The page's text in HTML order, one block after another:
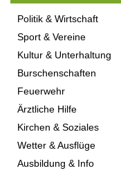
Politik & Wirtschaft
Sport & Vereine
Kultur & Unterhaltung
Burschenschaften
Feuerwehr
Ärztliche Hilfe
Kirchen & Soziales
Wetter & Ausflüge
Ausbildung & Info